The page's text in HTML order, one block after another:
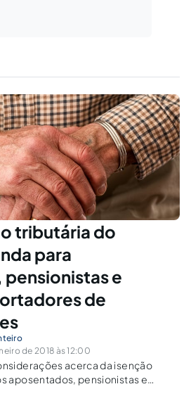
tributária do
para
e
de
de 2018 às 12:00
acerca da isenção
aposentados, pensionistas e